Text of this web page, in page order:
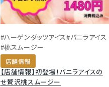
#ハーゲンダッツアイス#バニラアイス
#桃スムージー
店舗情報
【店舗情報】初登場！バニラアイスの
せ贅沢桃スムージー